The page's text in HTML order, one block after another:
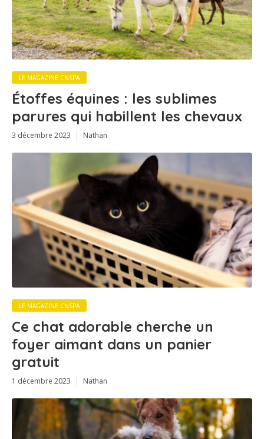
LE MAGAZINE CNSPA
Étoffes équines : les sublimes
parures qui habillent les chevaux
3 décembre 2023 Nathan
LE MAGAZINE CNSPA
Ce chat adorable cherche un
foyer aimant dans un panier
gratuit
1 décembre 2023 Nathan